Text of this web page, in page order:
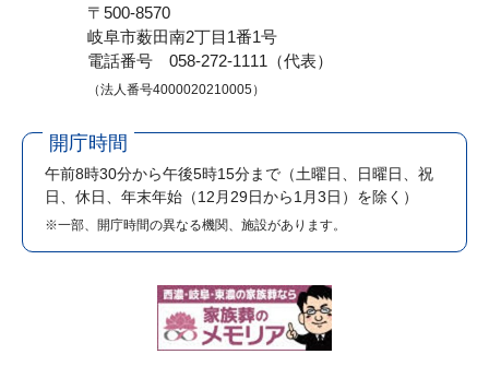
〒500-8570
岐阜市薮田南2丁目1番1号
電話番号 058-272-1111（代表）
（法人番号4000020210005）
開庁時間
午前8時30分から午後5時15分まで （土曜日、日曜日、祝
日、休日、年末年始（12月29日から1月3日）を除く）
※一部、開庁時間の異なる機関、施設があります。